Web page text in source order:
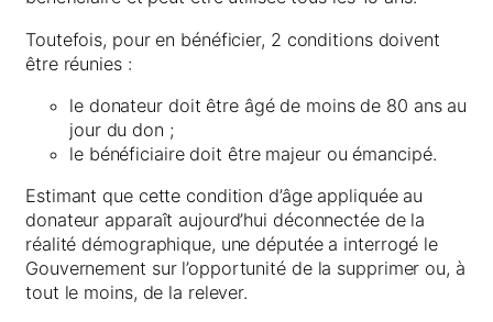
Toutefois, pour en bénéficier, 2 conditions doivent
être réunies :
le donateur doit être âgé de moins de 80 ans au
jour du don ;
le bénéficiaire doit être majeur ou émancipé.
Estimant que cette condition d’âge appliquée au
donateur apparaît aujourd’hui déconnectée de la
réalité démographique, une députée a interrogé le
Gouvernement sur l’opportunité de la supprimer ou, à
tout le moins, de la relever.